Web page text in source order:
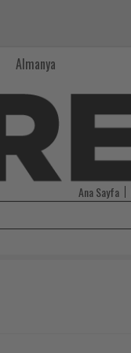
Almanya
Ana Sayfa